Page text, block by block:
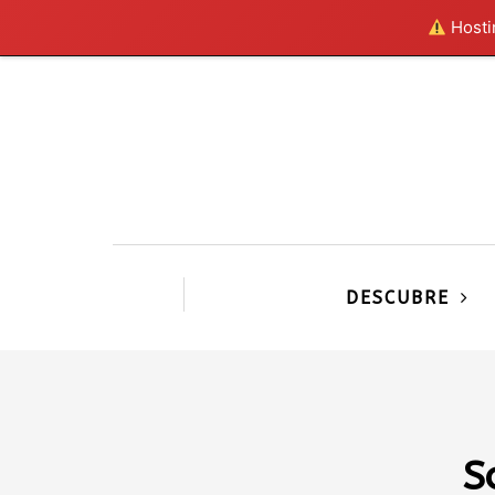
DESCUBRE